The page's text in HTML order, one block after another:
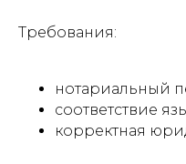
Требования:
нотариальный
соответствие
корректная